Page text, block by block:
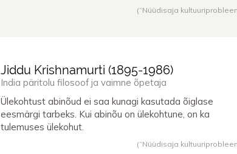
(“Nüüdisaja
Jiddu Krishnamurti (1895-1986)
India päritolu filosoof ja vaimne õpetaja
Ülekohtust abinõud ei saa kunagi kasutada õiglase
eesmärgi tarbeks. Kui abinõu on ülekohtune, on ka
tulemuses ülekohut.
(“Nüüdisaja